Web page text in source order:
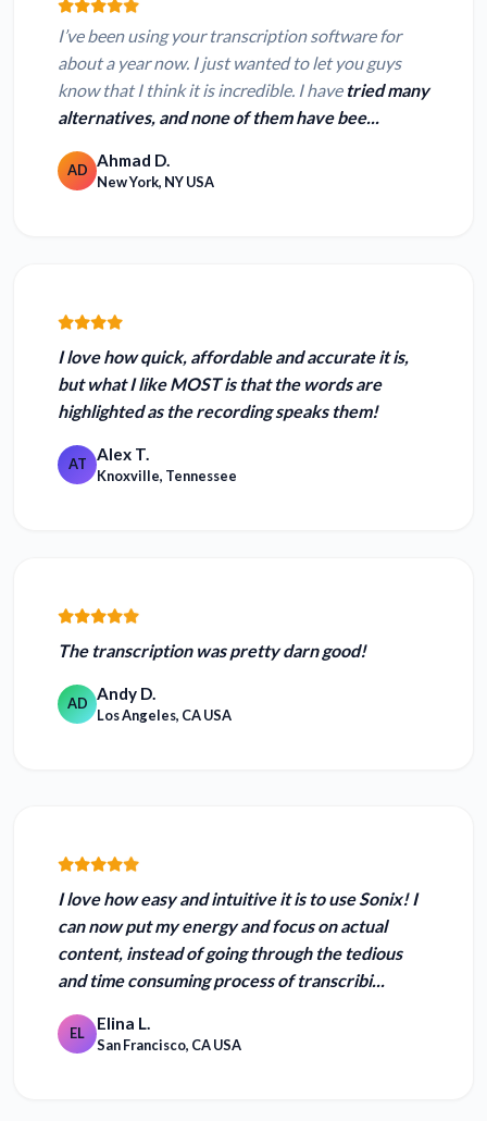
I’ve been using your transcription software for
about a year now. I just wanted to let you guys
know that I think it is incredible. I have tried many
alternatives, and none of them have bee...
AD Ahmad D.
New York, NY USA
I love howquick, affordable and accurateit is,
but what I like MOST is that the words are
highlighted as the recording speaks them!
AT Alex T.
Knoxville, Tennessee
The transcription waspretty darn good!
AD Andy D.
Los Angeles, CA USA
I love how easy and intuitive it is to use Sonix!I
can now put my energy and focus on actual
content, instead of going through the tedious
and time consuming process of transcribi...
EL Elina L.
San Francisco, CA USA